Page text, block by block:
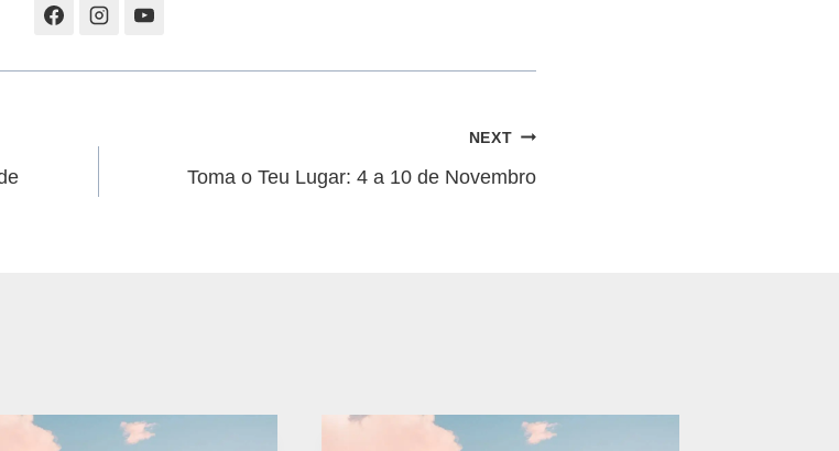
NEXT
Toma o Teu Lugar: 4 a 10 de Novembro